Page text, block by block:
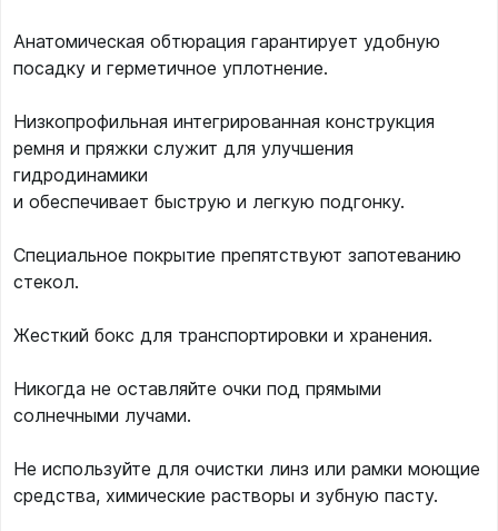
Анатомическая обтюрация гарантирует удобную
посадку и герметичное уплотнение.
Низкопрофильная интегрированная конструкция
ремня и пряжки служит для улучшения
гидродинамики
и обеспечивает быструю и легкую подгонку.
Специальное покрытие препятствуют запотеванию
стекол.
Жесткий бокс для транспортировки и хранения.
Никогда не оставляйте очки под прямыми
солнечными лучами.
Не используйте для очистки линз или рамки моющие
средства, химические растворы и зубную пасту.